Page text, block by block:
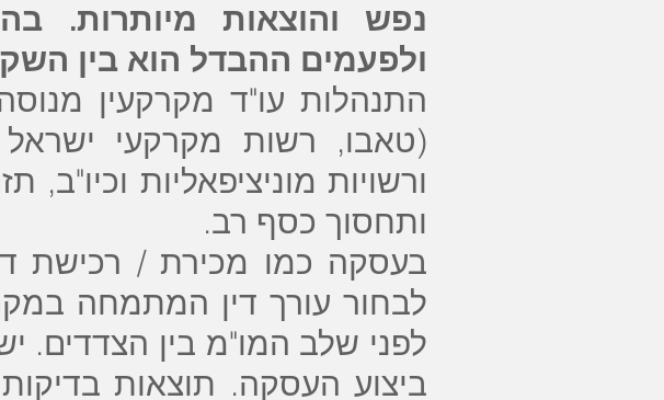
נפש והוצאות מיותרות.
ולפעמים ההבדל הוא בין
התנהלות עו"ד מקרקעין
(טאבו, רשות מקרקעי
ורשויות מוניציפאליות
ותחסוך כסף רב.
בעסקה כמו מכירת / רכישת
לבחור עורך דין המתמחה
לפני שלב המו"מ בין הצדדים.
ביצוע העסקה. תוצאות